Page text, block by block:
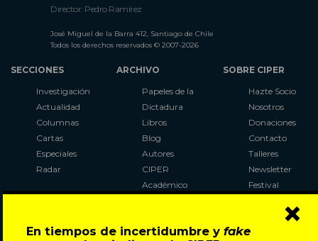
En tiempos de incertidumbre y fake
×
Director: Pedro Ramírez
José Miguel de la Barra 412, Santiago de Chile
Todos los derechos reservados © 2007-2026
SECCIONES
Investigación
Actualidad
Columnas
Cartas
Especiales
Radar
ARCHIVO
Papeles de la
Dictadura
Libros
Blog
Autores
CIPER
Académico
Al Plebiscito
SOBRE CIPER
Hazte Socio
Nosotros
Donaciones
Contacto
Talleres
Newsletter
Festival